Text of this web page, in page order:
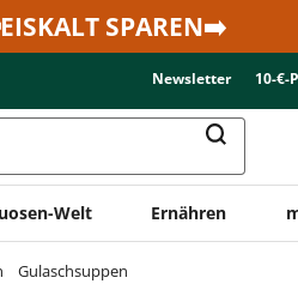
SPAREN➡️
Newsletter 10-€-
Welt Ernähren
Gulaschsuppen